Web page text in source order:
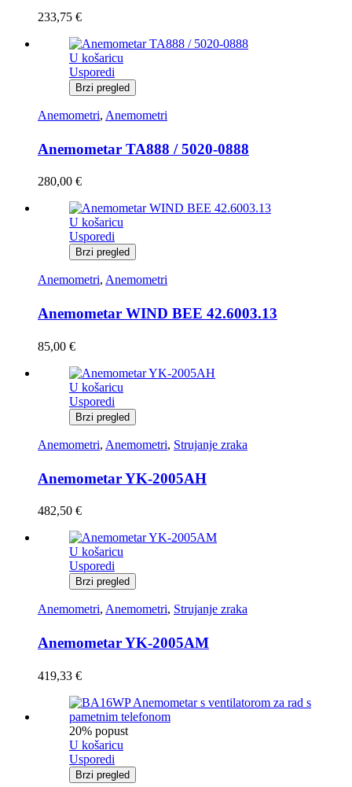
233,75 €
U košaricu
Usporedi
Brzi pregled
Anemometri, Anemometri
Anemometar TA888 / 5020-0888
280,00 €
U košaricu
Usporedi
Brzi pregled
Anemometri, Anemometri
Anemometar WIND BEE 42.6003.13
85,00 €
U košaricu
Usporedi
Brzi pregled
Anemometri, Anemometri, Strujanje zraka
Anemometar YK-2005AH
482,50 €
U košaricu
Usporedi
Brzi pregled
Anemometri, Anemometri, Strujanje zraka
Anemometar YK-2005AM
419,33 €
20% popust
U košaricu
Usporedi
Brzi pregled